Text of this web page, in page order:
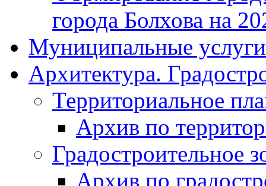
города Болхова на
Муниципальные услуги
Архитектура.
Территориальное
Архив по
Градостроительное
Архив по